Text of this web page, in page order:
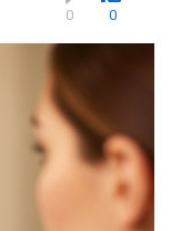
0
0